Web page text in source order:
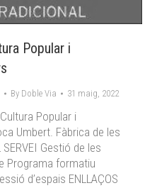
Popular i
By Doble Via 31 maig, 2022
Popular i
Umbert. Fàbrica de les
SERVEI Gestió de les
Programa formatiu
d’espais ENLLAÇOS